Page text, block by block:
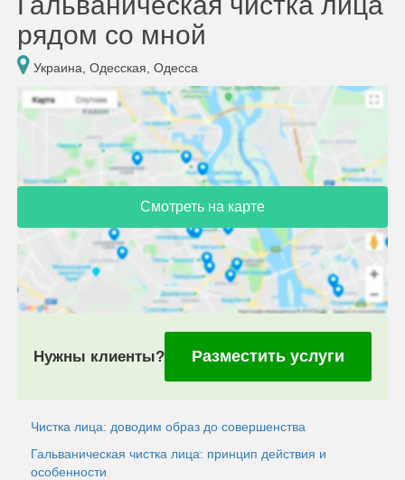
рядом со мной
Украина, Одесская, Одесса
Смотреть на карте
Нужны клиенты? Разместить услуги
Чистка лица: доводим образ до совершенства
Гальваническая чистка лица: принцип действия и
особенности